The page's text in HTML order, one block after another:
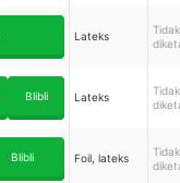
Lateks
Tidak
Blibli Lateks
Tidak
Blibli Foil, lateks
Tidak